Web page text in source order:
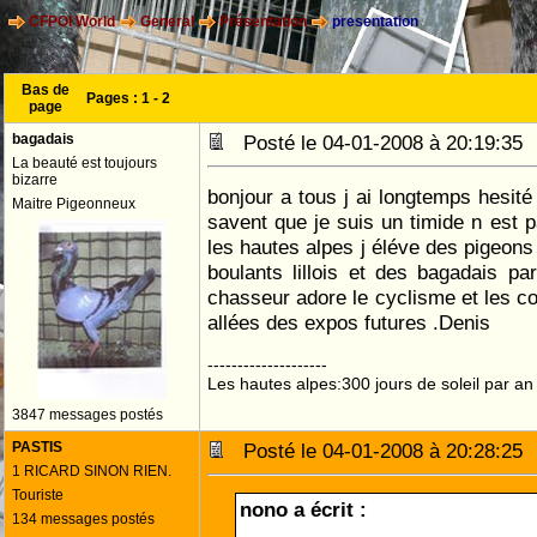
CFPOI World General Présentation presentation
Bas de
page
Pages : 1 - 2
bagadais
La beauté est toujours
bizarre
Maitre Pigeonneux
3847 messages postés
Posté le 04-01-2008 à
bonjour a tous j ai longtemps
savent que je suis un timide n est
les hautes alpes j éléve des
boulants lillois et des bagadais
chasseur adore le cyclisme et les
allées des expos futures .Denis
--------------------
Les hautes alpes:300 jours de soleil par an
PASTIS
1 RICARD SINON RIEN.
Touriste
134 messages postés
Posté le 04-01-2008 à
nono a écrit :